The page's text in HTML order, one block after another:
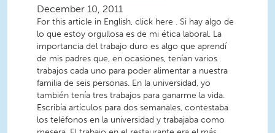
December 10, 2011
For this article in English, click here . Si hay algo de
lo que estoy orgullosa es de mi ética laboral. La
importancia del trabajo duro es algo que aprendí
de mis padres que, en ocasiones, tenían varios
trabajos cada uno para poder alimentar a nuestra
familia de seis personas. En la universidad, yo
también tenía tres trabajos para ganarme la vida.
Escribía artículos para dos semanales, contestaba
los teléfonos en la universidad y trabajaba como